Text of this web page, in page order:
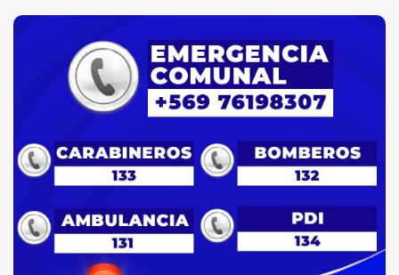
TURISMO
MEDIO AMBIENTE